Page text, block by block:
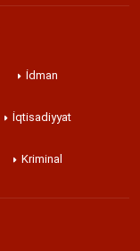
İdman
İqtisadiyyat
Kriminal